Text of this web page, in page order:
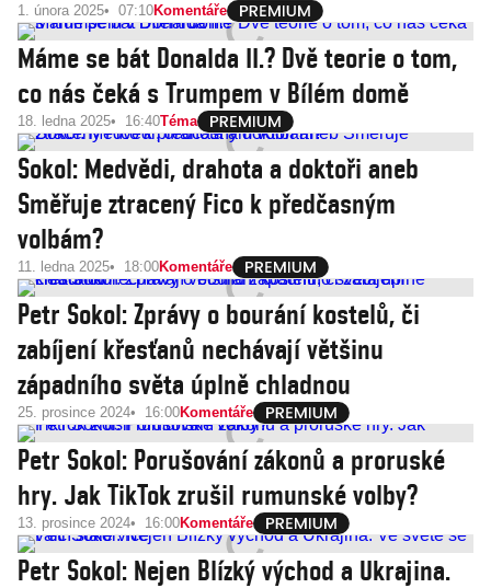
1. února 2025 07:10Komentáře
Máme se bát Donalda II.? Dvě teorie o tom,
co nás čeká s Trumpem v Bílém domě
18. ledna 2025 16:40Téma
Sokol: Medvědi, drahota a doktoři aneb
Směřuje ztracený Fico k předčasným
volbám?
11. ledna 2025 18:00Komentáře
Petr Sokol: Zprávy o bourání kostelů, či
zabíjení křesťanů nechávají většinu
západního světa úplně chladnou
25. prosince 2024 16:00Komentáře
Petr Sokol: Porušování zákonů a proruské
hry. Jak TikTok zrušil rumunské volby?
13. prosince 2024 16:00Komentáře
Petr Sokol: Nejen Blízký východ a Ukrajina.